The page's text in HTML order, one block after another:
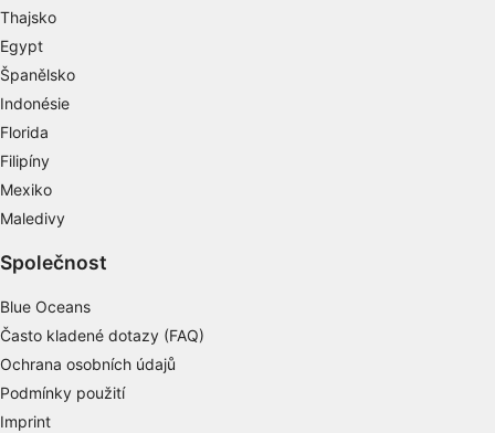
Thajsko
Egypt
Španělsko
Indonésie
Florida
Filipíny
Mexiko
Maledivy
Společnost
Blue Oceans
Často kladené dotazy (FAQ)
Ochrana osobních údajů
Podmínky použití
Imprint
Používání profilů pro výběr
personalizovaného obsahu
Měření výkonu obsahu
Porozumění publiku prostřednictvím
zdrojů
Rozvoj a zlepšování služeb
Použití omezených údajů k výběru obsahu
Speciální funkce IAB:
poloze